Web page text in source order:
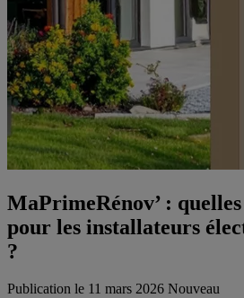
MaPrimeRénov’ :
pour les installateurs
?
Publication le 11 mars 2026 Nouveau